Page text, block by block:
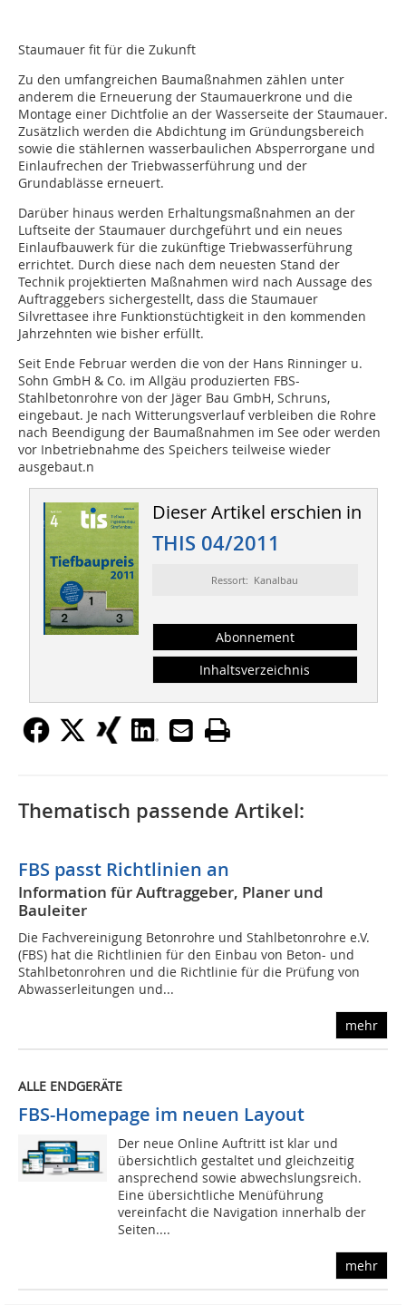
Staumauer fit für die Zukunft
Zu den umfangreichen Baumaßnahmen zählen unter
anderem die Erneuerung der Staumauerkrone und die
Montage einer Dichtfolie an der Wasserseite der Staumauer.
Zusätzlich werden die Abdichtung im Gründungsbereich
sowie die stählernen wasserbaulichen Absperrorgane und
Einlaufrechen der Triebwasserführung und der
Grundablässe erneuert.
Darüber hinaus werden Erhaltungsmaßnahmen an der
Luftseite der Staumauer durchgeführt und ein neues
Einlaufbauwerk für die zukünftige Triebwasserführung
errichtet. Durch diese nach dem neuesten Stand der
Technik projektierten Maßnahmen wird nach Aussage des
Auftraggebers sichergestellt, dass die Staumauer
Silvrettasee ihre Funktionstüchtigkeit in den kommenden
Jahrzehnten wie bisher erfüllt.
Seit Ende Februar werden die von der Hans Rinninger u.
Sohn GmbH & Co. im Allgäu produzierten FBS-
Stahlbetonrohre von der Jäger Bau GmbH, Schruns,
eingebaut. Je nach Witterungsverlauf verbleiben die Rohre
nach Beendigung der Baumaßnahmen im See oder werden
vor Inbetriebnahme des Speichers teilweise wieder
ausgebaut.n
Dieser Artikel erschien in
THIS 04/2011
Ressort: Kanalbau
Abonnement
Inhaltsverzeichnis
Thematisch passende Artikel:
FBS passt Richtlinien an
Information für Auftraggeber, Planer und
Bauleiter
Die Fachvereinigung Betonrohre und Stahlbetonrohre e.V.
(FBS) hat die Richtlinien für den Einbau von Beton- und
Stahlbetonrohren und die Richtlinie für die Prüfung von
Abwasserleitungen und...
mehr
ALLE ENDGERÄTE
FBS-Homepage im neuen Layout
Der neue Online Auftritt ist klar und
übersichtlich gestaltet und gleichzeitig
ansprechend sowie abwechslungsreich.
Eine übersichtliche Menüführung
vereinfacht die Navigation innerhalb der
Seiten....
mehr